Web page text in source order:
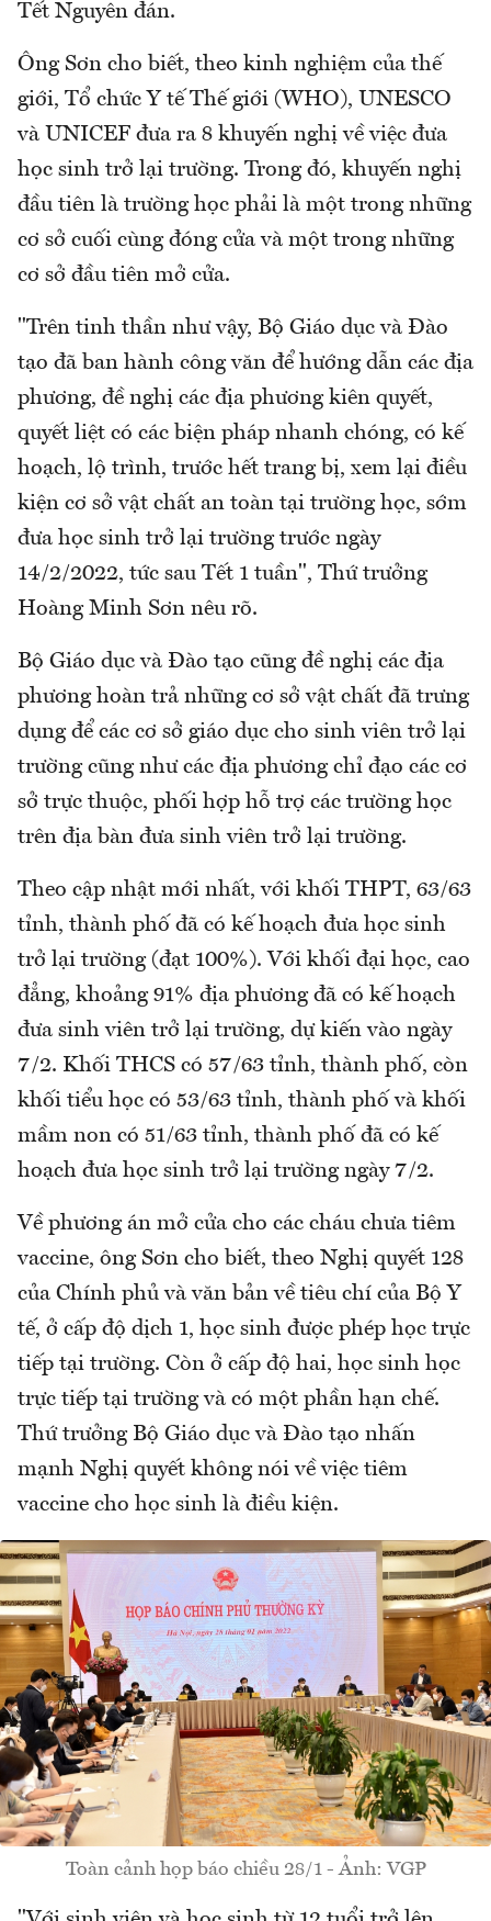
Tết Nguyên đán.
Ông Sơn cho biết, theo kinh nghiệm của thế
giới, Tổ chức Y tế Thế giới (WHO), UNESCO
và UNICEF đưa ra 8 khuyến nghị về việc đưa
học sinh trở lại trường. Trong đó, khuyến nghị
đầu tiên là trường học phải là một trong những
cơ sở cuối cùng đóng cửa và một trong những
cơ sở đầu tiên mở cửa.
"Trên tinh thần như vậy, Bộ Giáo dục và Đào
tạo đã ban hành công văn để hướng dẫn các địa
phương, đề nghị các địa phương kiên quyết,
quyết liệt có các biện pháp nhanh chóng, có kế
hoạch, lộ trình, trước hết trang bị, xem lại điều
kiện cơ sở vật chất an toàn tại trường học, sớm
đưa học sinh trở lại trường trước ngày
14/2/2022, tức sau Tết 1 tuần", Thứ trưởng
Hoàng Minh Sơn nêu rõ.
Bộ Giáo dục và Đào tạo cũng đề nghị các địa
phương hoàn trả những cơ sở vật chất đã trưng
dụng để các cơ sở giáo dục cho sinh viên trở lại
trường cũng như các địa phương chỉ đạo các cơ
sở trực thuộc, phối hợp hỗ trợ các trường học
trên địa bàn đưa sinh viên trở lại trường.
Theo cập nhật mới nhất, với khối THPT, 63/63
tỉnh, thành phố đã có kế hoạch đưa học sinh
trở lại trường (đạt 100%). Với khối đại học, cao
đẳng, khoảng 91% địa phương đã có kế hoạch
đưa sinh viên trở lại trường, dự kiến vào ngày
7/2. Khối THCS có 57/63 tỉnh, thành phố, còn
khối tiểu học có 53/63 tỉnh, thành phố và khối
mầm non có 51/63 tỉnh, thành phố đã có kế
hoạch đưa học sinh trở lại trường ngày 7/2.
Về phương án mở cửa cho các cháu chưa tiêm
vaccine, ông Sơn cho biết, theo Nghị quyết 128
của Chính phủ và văn bản về tiêu chí của Bộ Y
tế, ở cấp độ dịch 1, học sinh được phép học trực
tiếp tại trường. Còn ở cấp độ hai, học sinh học
trực tiếp tại trường và có một phần hạn chế.
Thứ trưởng Bộ Giáo dục và Đào tạo nhấn
mạnh Nghị quyết không nói về việc tiêm
vaccine cho học sinh là điều kiện.
Toàn cảnh họp báo chiều 28/1 - Ảnh: VGP